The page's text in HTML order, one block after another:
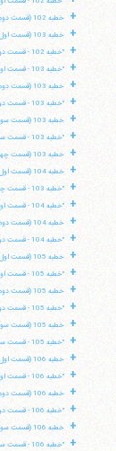
+ خطبه 102 (قسمت دوم)
+ خطبه 103 (قسمت اول)
+ "خطبه 102 - قسمت دوم"
+ "خطبه 103 - قسمت اول"
+ خطبه 103 (قسمت دوم)
+ "خطبه 103 - قسمت دوم"
+ خطبه 103 (قسمت سوم)
+ "خطبه 103 - قسمت سوم"
+ خطبه 103 (قسمت چهارم)
+ خطبه 104 (قسمت اول)
+ "خطبه 103 - قسمت چهارم"
+ "خطبه 104 - قسمت اول"
+ خطبه 104 (قسمت دوم)
+ "خطبه 104 - قسمت دوم"
+ خطبه 105 (قسمت اول)
+ "خطبه 105 - قسمت اول"
+ خطبه 105 (قسمت دوم)
+ "خطبه 105 - قسمت دوم"
+ خطبه 105 (قسمت سوم)
+ "خطبه 105 - قسمت سوم"
+ خطبه 106 (قسمت اول)
+ "خطبه 106 - قسمت اول"
+ خطبه 106 (قسمت دوم)
+ "خطبه 106 - قسمت دوم"
+ خطبه 106 (قسمت سوم)
+ "خطبه 106 - قسمت سوم"